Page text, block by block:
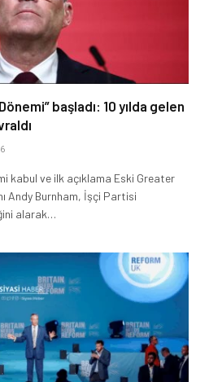
başladı: 10 yılda gelen
kabul ve ilk açıklama Eski Greater
Andy Burnham, İşçi Partisi
alarak…